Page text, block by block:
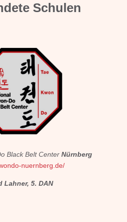
Schulen
Black Belt Center Nürnberg
nuernberg.de/
5. DAN